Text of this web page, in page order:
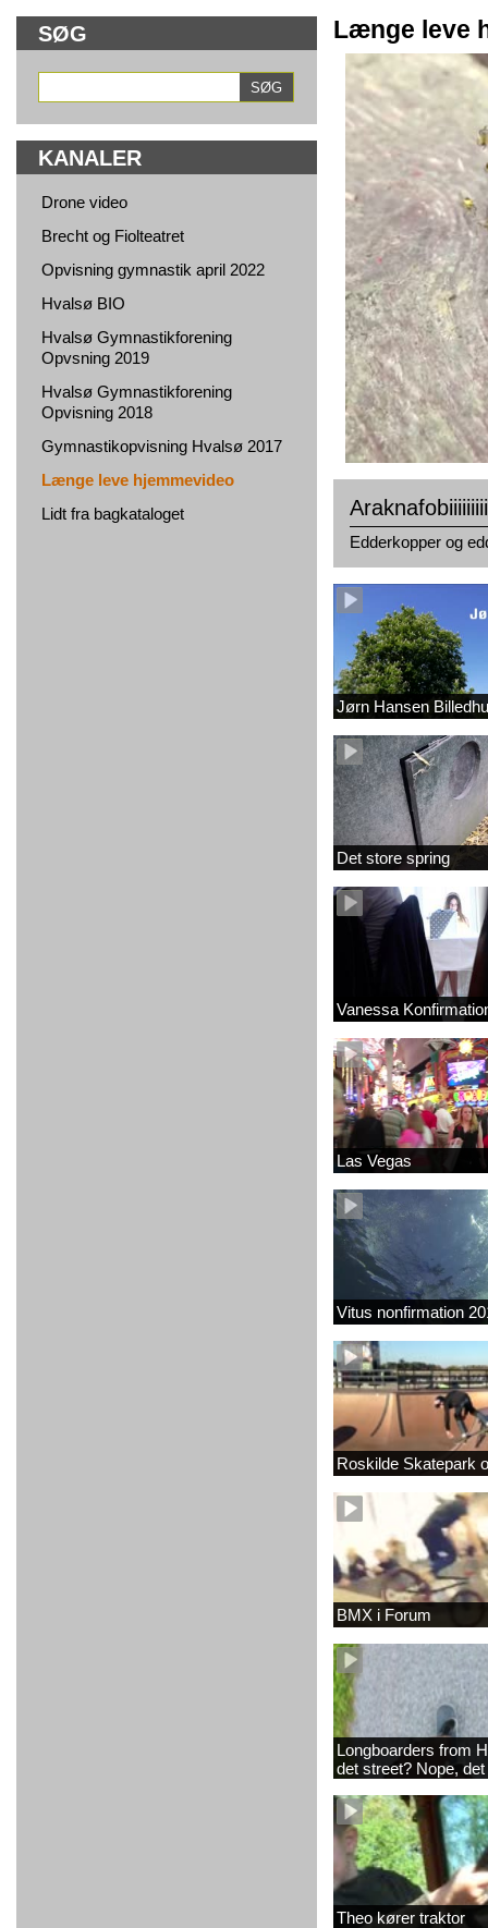
SØG
KANALER
Drone video
Brecht og Fiolteatret
Opvisning gymnastik april 2022
Hvalsø BIO
Hvalsø Gymnastikforening
Opvsning 2019
Hvalsø Gymnastikforening
Opvisning 2018
Gymnastikopvisning Hvalsø 2017
Længe leve hjemmevideo
Lidt fra bagkataloget
Længe leve
Edderkopper og
Jørn Hansen
Det store spring
Vanessa
Las Vegas
Vitus nonfirmation
Roskilde Skatepark
BMX i Forum
Longboarders from
det street? Nope,
Theo kører traktor